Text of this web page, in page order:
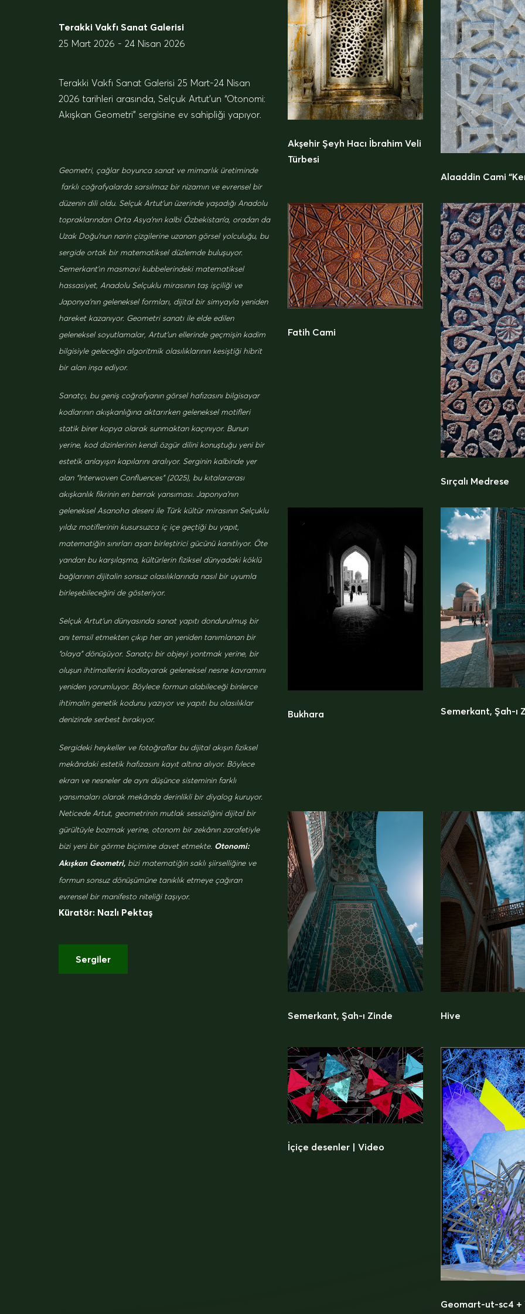
Terakki Vakfı Sanat Galerisi
25 Mart 2026 - 24 Nisan 2026
Terakki Vakfı Sanat Galerisi 25 Mart-24 Nisan
2026 tarihleri arasında, Selçuk Artut’un “Otonomi:
Akışkan Geometri” sergisine ev sahipliği yapıyor.
Geometri, çağlar boyunca sanat ve mimarlık üretiminde
farklı coğrafyalarda sarsılmaz bir nizamın ve evrensel bir
düzenin dili oldu. Selçuk Artut’un üzerinde yaşadığı Anadolu
topraklarından Orta Asya’nın kalbi Özbekistan’a, oradan da
Uzak Doğu’nun narin çizgilerine uzanan görsel yolculuğu, bu
sergide ortak bir matematiksel düzlemde buluşuyor.
Semerkant’ın masmavi kubbelerindeki matematiksel
hassasiyet, Anadolu Selçuklu mirasının taş işçiliği ve
Japonya’nın geleneksel formları, dijital bir simyayla yeniden
hareket kazanıyor. Geometri sanatı ile elde edilen
geleneksel soyutlamalar, Artut’un ellerinde geçmişin kadim
bilgisiyle geleceğin algoritmik olasılıklarının kesiştiği hibrit
bir alan inşa ediyor.
Sanatçı, bu geniş coğrafyanın görsel hafızasını bilgisayar
kodlarının akışkanlığına aktarırken geleneksel motifleri
statik birer kopya olarak sunmaktan kaçınıyor. Bunun
yerine, kod dizinlerinin kendi özgür dilini konuştuğu yeni bir
estetik anlayışın kapılarını aralıyor. Serginin kalbinde yer
alan “Interwoven Confluences” (2025), bu kıtalararası
akışkanlık fikrinin en berrak yansıması. Japonya’nın
geleneksel Asanoha deseni ile Türk kültür mirasının Selçuklu
yıldız motiflerinin kusursuzca iç içe geçtiği bu yapıt,
matematiğin sınırları aşan birleştirici gücünü kanıtlıyor. Öte
yandan bu karşılaşma, kültürlerin fiziksel dünyadaki köklü
bağlarının dijitalin sonsuz olasılıklarında nasıl bir uyumla
birleşebileceğini de gösteriyor.
Selçuk Artut’un dünyasında sanat yapıtı dondurulmuş bir
anı temsil etmekten çıkıp her an yeniden tanımlanan bir
“olaya” dönüşüyor. Sanatçı bir objeyi yontmak yerine, bir
oluşun ihtimallerini kodlayarak geleneksel nesne kavramını
yeniden yorumluyor. Böylece formun alabileceği binlerce
ihtimalin genetik kodunu yazıyor ve yapıtı bu olasılıklar
denizinde serbest bırakıyor.
Sergideki heykeller ve fotoğraflar bu dijital akışın fiziksel
mekândaki estetik hafızasını kayıt altına alıyor. Böylece
ekran ve nesneler de aynı düşünce sisteminin farklı
yansımaları olarak mekânda derinlikli bir diyalog kuruyor.
Neticede Artut, geometrinin mutlak sessizliğini dijital bir
gürültüyle bozmak yerine, otonom bir zekânın zarafetiyle
bizi yeni bir görme biçimine davet etmekte. Otonomi:
Akışkan Geometri, bizi matematiğin saklı şiirselliğine ve
formun sonsuz dönüşümüne tanıklık etmeye çağıran
evrensel bir manifesto niteliği taşıyor.
Küratör: Nazlı Pektaş
Sergiler
Akşehir Şeyh Hacı İbrahim Veli
Türbesi
Alaaddin Cami
Fatih Cami
Sırçalı Medrese
Bukhara Semerkant, Şah-ı
Semerkant, Şah-ı Zinde Hive
İçiçe desenler | Video
Geomart-ut-sc4 +